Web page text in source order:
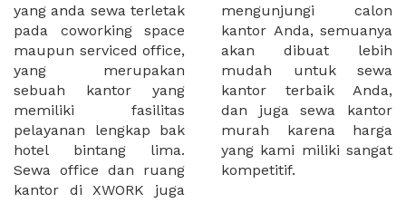
yang anda sewa terletak
pada coworking space
maupun serviced office,
yang merupakan
sebuah kantor yang
memiliki fasilitas
pelayanan lengkap bak
hotel bintang lima.
Sewa office dan ruang
kantor di XWORK juga
mengunjungi calon
kantor Anda, semuanya
akan dibuat lebih
mudah untuk sewa
kantor terbaik Anda,
dan juga sewa kantor
murah karena harga
yang kami miliki sangat
kompetitif.